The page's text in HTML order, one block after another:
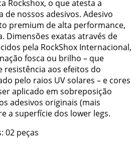
Rockshox, o que atesta a
de nossos adesivos. Adesivo
premium de alta performance,
Dimensões exatas através de
pela RockShox Internacional,
fosca ou brilho – que
resistência aos efeitos do
pelo raios UV solares – e cores
aplicado em sobreposição
adesivos originais (mais
a superfície dos lower legs.
02 peças